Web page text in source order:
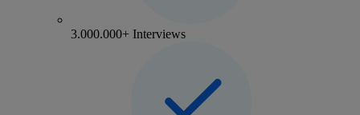
3.000.000+ Interviews